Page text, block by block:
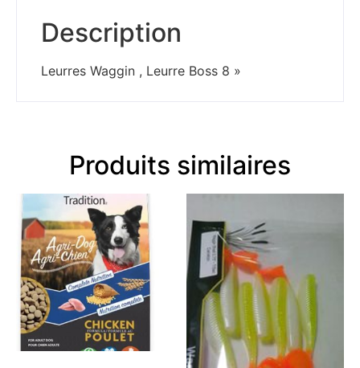
Description
Leurres Waggin , Leurre Boss 8 »
Produits similaires